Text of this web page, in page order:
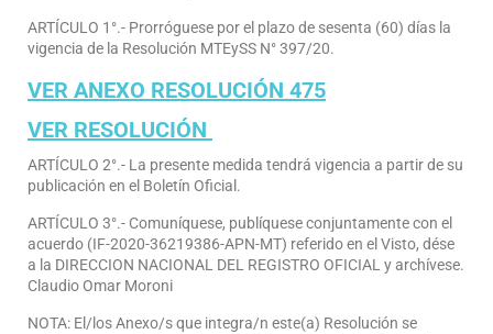
ARTÍCULO 1°.- Prorróguese por el plazo de sesenta (60) días la
vigencia de la Resolución MTEySS N° 397/20.
VER ANEXO RESOLUCIÓN 475
VER RESOLUCIÓN
ARTÍCULO 2°.- La presente medida tendrá vigencia a partir de su
publicación en el Boletín Oficial.
ARTÍCULO 3°.- Comuníquese, publíquese conjuntamente con el
acuerdo (IF-2020-36219386-APN-MT) referido en el Visto, dése
a la DIRECCION NACIONAL DEL REGISTRO OFICIAL y archívese.
Claudio Omar Moroni
NOTA: El/los Anexo/s que integra/n este(a) Resolución se